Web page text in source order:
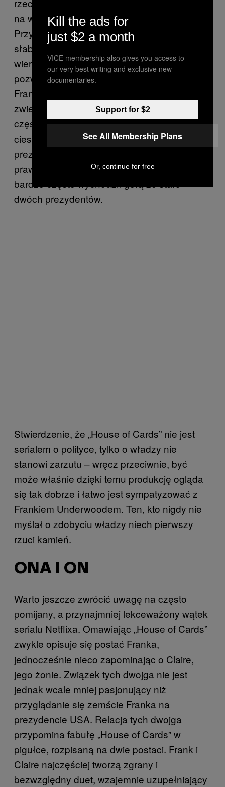
rzeczywistości, łatwiej będzie przymknąć oko
na wiele jego wad i niedociągnięć.
Przykładowo drugi sezon uważany jest za
słabszy głównie dlatego, że raczej nie
wierzymy, by prezydent USA był tak naiwny i
pozwalał się w tak prosty sposób ogrywać –
Frank Underwood robi co chce, a jego
zwierzchnik nigdy nie potrafi przejrzeć tych
często oczywistych zagrywek. Tym bardziej
cieszy wprowadzenie w trzeciej serii
prezydenta Rosji, który w końcu był
prawdziwym przeciwnikiem dla Franka i
bardzo często wychodził górą ze starć
dwóch prezydentów.
Stwierdzenie, że „House of Cards” nie jest
serialem o polityce, tylko o władzy nie
stanowi zarzutu – wręcz przeciwnie, być
może właśnie dzięki temu produkcję ogląda
się tak dobrze i łatwo jest sympatyzować z
Frankiem Underwoodem. Ten, kto nigdy nie
myślał o zdobyciu władzy niech pierwszy
rzuci kamień.
ONA I ON
Warto jeszcze zwrócić uwagę na często
pomijany, a przynajmniej lekceważony wątek
serialu Netflixa. Omawiając „House of Cards”
zwykle opisuje się postać Franka,
jednocześnie nieco zapominając o Claire,
jego żonie. Związek tych dwojga nie jest
jednak wcale mniej pasjonujący niż
przyglądanie się zemście Franka na
prezydencie USA. Relacja tych dwojga
przypomina fabułę „House of Cards” w
pigułce, rozpisaną na dwie postaci. Frank i
Claire najczęściej tworzą zgrany i
bezwzględny duet, wzajemnie uzupełniający
Kill the ads for
just $2 a month
VICE membership also gives you access to
our very best writing and exclusive new
documentaries.
Support for $2
See All Membership Plans
Or, continue for free